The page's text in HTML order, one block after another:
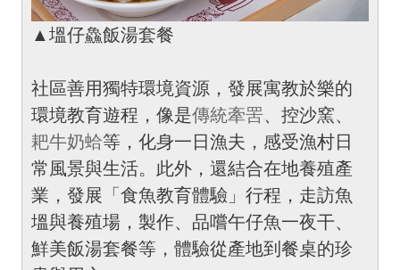
▲塭仔鱻飯湯套餐
社區善用獨特環境資源，發展寓教於樂的
環境教育遊程，像是傳統牽罟、控沙窯、
耙牛奶蛤等，化身一日漁夫，感受漁村日
常風景與生活。此外，還結合在地養殖產
業，發展「食魚教育體驗」行程，走訪魚
塭與養殖場，製作、品嚐午仔魚一夜干、
鮮美飯湯套餐等，體驗從產地到餐桌的珍